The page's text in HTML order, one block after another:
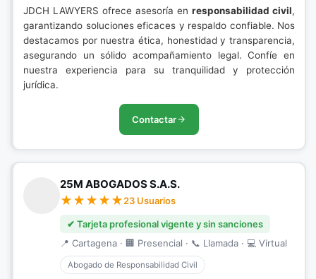
JDCH LAWYERS ofrece asesoría en responsabilidad civil,
garantizando soluciones eficaces y respaldo confiable. Nos
destacamos por nuestra ética, honestidad y transparencia,
asegurando un sólido acompañamiento legal. Confíe en
nuestra experiencia para su tranquilidad y protección
jurídica.
Contactar
25M ABOGADOS S.A.S.
23 Usuarios
✔ Tarjeta profesional vigente y sin sanciones
📍 Cartagena · 🏢 Presencial · 📞 Llamada · 💻 Virtual
Abogado de Responsabilidad Civil